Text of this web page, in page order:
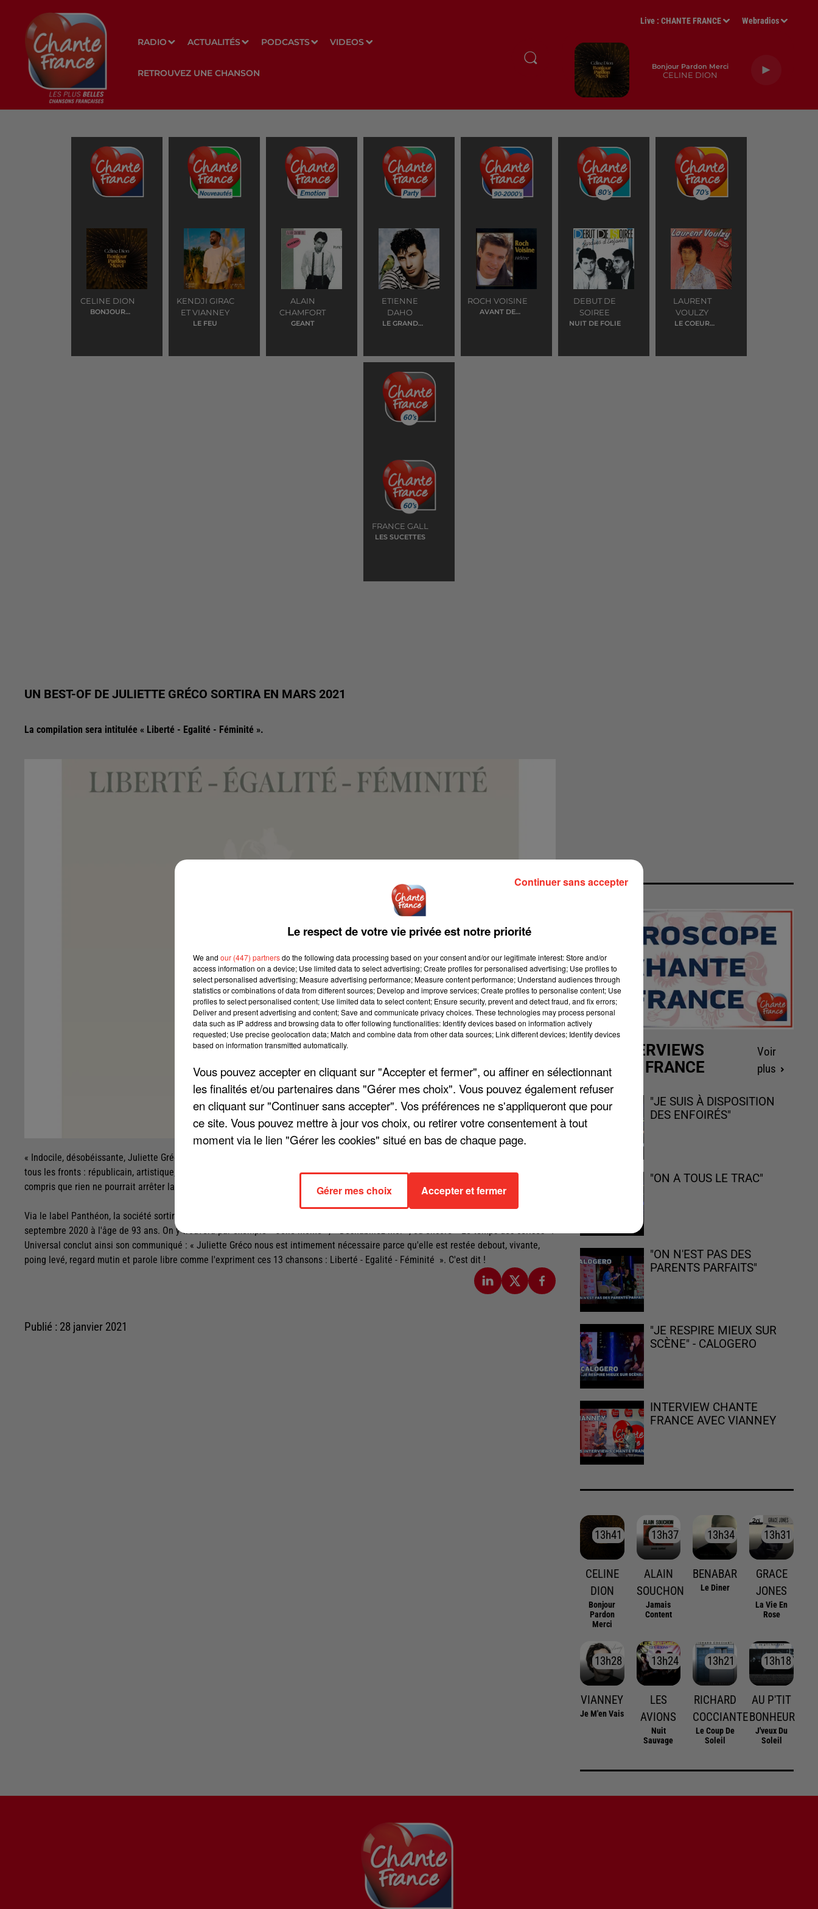
RADIO ACTUALITÉS PODCASTS VIDEOS
RETROUVEZ UNE CHANSON
Live :CHANTE FRANCE Webradios
Bonjour Pardon Merci
CELINE DION
CELINE DION
BONJOUR
KENDJI GIRAC
ET VIANNEY
LE FEU
ALAIN
CHAMFORT
GEANT
ETIENNE
DAHO
LE GRAND
ROCH VOISINE
AVANT DE
DEBUT DE
SOIREE
NUIT DE FOLIE
LAURENT
VOULZY
LE COEUR
FRANCE GALL
LES SUCETTES
UN BEST-OF DE JULIETTE GRÉCO SORTIRA EN MARS 2021
La compilation sera intitulée « Liberté - Egalité - Féminité ».
« Indocile, désobéissante, Juliette Gréco allait de l'avant. En chantant, en riant, en aimant, elle marchait contre toute soumission, sur
tous les fronts : républicain, artistique, amoureux? Juliette Gréco a vécu debout. Magnétique, elle a attiré les poètes, qui avaient
compris que rien ne pourrait arrêter la jolie brune », écrit Universal Music France.
Via le label Panthéon, la société sortira un disque de 13 chansons qui ont marqué la carrière de Juliette Gréco, disparue le 23
septembre 2020 à l'âge de 93 ans. On y trouvera par exemple « Jolie môme », « Déshabillez-moi », ou encore « Le temps des cerises ».
Universal conclut ainsi son communiqué : « Juliette Gréco nous est intimement nécessaire parce qu'elle est restée debout, vivante,
poing levé, regard mutin et parole libre comme l'expriment ces 13 chansons : Liberté - Egalité - Féminité ». C'est dit !
Publié : 28 janvier 2021
LES INTERVIEWS
CHANTE FRANCE
Voir
plus
"JE SUIS À DISPOSITION
DES ENFOIRÉS"
"ON A TOUS LE TRAC"
"ON N'EST PAS DES
PARENTS PARFAITS"
"JE RESPIRE MIEUX SUR
SCÈNE" - CALOGERO
INTERVIEW CHANTE
FRANCE AVEC VIANNEY
13h41
13h41
CELINE
DION
Bonjour
Pardon
Merci
13h37
13h37
ALAIN
SOUCHON
Jamais
Content
13h34
13h34
BENABAR
Le Diner
13h31
13h31
GRACE
JONES
La Vie En
Rose
13h28
13h28
VIANNEY
Je M'en Vais
13h24
13h24
LES
AVIONS
Nuit
Sauvage
13h21
13h21
RICHARD
COCCIANTE
Le Coup De
Soleil
13h18
13h18
AU P'TIT
BONHEUR
J'veux Du
Soleil
Le respect de votre vie privée est notre priorité
We and our (447) partnersdo the following data processing based on your consent and/or our legitimate interest: Store and/or
access information on a device; Use limited data to select advertising; Create profiles for personalised advertising; Use profiles to
select personalised advertising; Measure advertising performance; Measure content performance; Understand audiences through
statistics or combinations of data from different sources; Develop and improve services; Create profiles to personalise content; Use
profiles to select personalised content; Use limited data to select content; Ensure security, prevent and detect fraud, and fix errors;
Deliver and present advertising and content; Save and communicate privacy choices. These technologies may process personal
data such as IP address and browsing data to offer following functionalities: Identify devices based on information actively
requested; Use precise geolocation data; Match and combine data from other data sources; Link different devices; Identify devices
based on information transmitted automatically.
Vous pouvez accepter en cliquant sur "Accepter et fermer", ou affiner en sélectionnant
les finalités et/ou partenaires dans "Gérer mes choix". Vous pouvez également refuser
en cliquant sur "Continuer sans accepter". Vos préférences ne s'appliqueront que pour
ce site. Vous pouvez mettre à jour vos choix, ou retirer votre consentement à tout
moment via le lien "Gérer les cookies" situé en bas de chaque page.
Gérer mes choix Accepter et fermer
Continuer sans accepter